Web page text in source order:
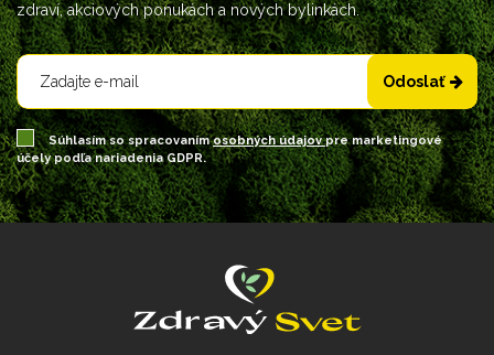
zdraví, akciových ponukách a nových bylinkách.
Odoslať
Súhlasím so spracovanímosobných údajovpre marketingové
účely podľa nariadenia GDPR.